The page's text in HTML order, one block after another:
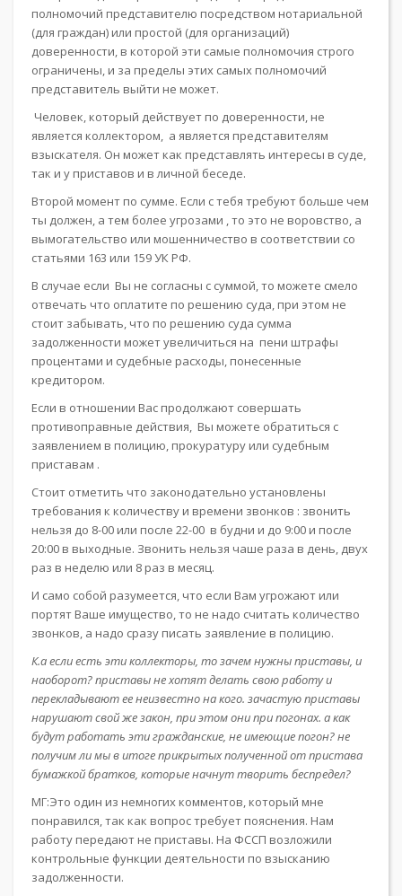
полномочий представителю посредством нотариальной
(для граждан) или простой (для организаций)
доверенности, в которой эти самые полномочия строго
ограничены, и за пределы этих самых полномочий
представитель выйти не может.
Человек, который действует по доверенности, не
является коллектором, а является представителям
взыскателя. Он может как представлять интересы в суде,
так и у приставов и в личной беседе.
Второй момент по сумме. Если с тебя требуют больше чем
ты должен, а тем более угрозами , то это не воровство, а
вымогательство или мошенничество в соответствии со
статьями 163 или 159 УК РФ.
В случае если Вы не согласны с суммой, то можете смело
отвечать что оплатите по решению суда, при этом не
стоит забывать, что по решению суда сумма
задолженности может увеличиться на пени штрафы
процентами и судебные расходы, понесенные
кредитором.
Если в отношении Вас продолжают совершать
противоправные действия, Вы можете обратиться с
заявлением в полицию, прокуратуру или судебным
приставам .
Стоит отметить что законодательно установлены
требования к количеству и времени звонков : звонить
нельзя до 8-00 или после 22-00 в будни и до 9:00 и после
20:00 в выходные. Звонить нельзя чаше раза в день, двух
раз в неделю или 8 раз в месяц.
И само собой разумеется, что если Вам угрожают или
портят Ваше имущество, то не надо считать количество
звонков, а надо сразу писать заявление в полицию.
К.а если есть эти коллекторы, то зачем нужны приставы, и
наоборот? приставы не хотят делать свою работу и
перекладывают ее неизвестно на кого. зачастую приставы
нарушают свой же закон, при этом они при погонах. а как
будут работать эти гражданские, не имеющие погон? не
получим ли мы в итоге прикрытых полученной от пристава
бумажкой братков, которые начнут творить беспредел?
МГ:Это один из немногих комментов, который мне
понравился, так как вопрос требует пояснения. Нам
работу передают не приставы. На ФССП возложили
контрольные функции деятельности по взысканию
задолженности.